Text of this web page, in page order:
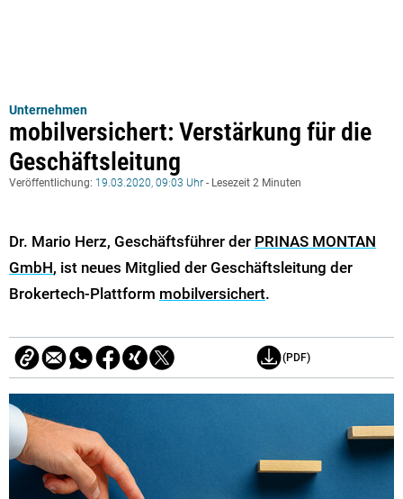
Unternehmen
mobilversichert: Verstärkung für die
Geschäftsleitung
Veröffentlichung: 19.03.2020, 09:03 Uhr - Lesezeit 2 Minuten
Dr. Mario Herz, Geschäftsführer der PRINAS MONTAN
GmbH, ist neues Mitglied der Geschäftsleitung der
Brokertech-Plattform mobilversichert.
(PDF)